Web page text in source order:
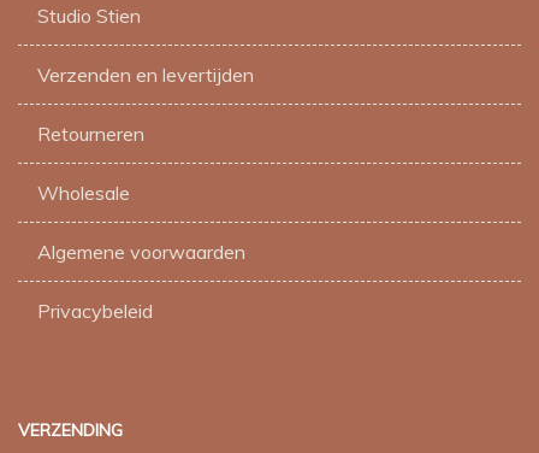
Studio Stien
Verzenden en levertijden
Retourneren
Wholesale
Algemene voorwaarden
Privacybeleid
VERZENDING